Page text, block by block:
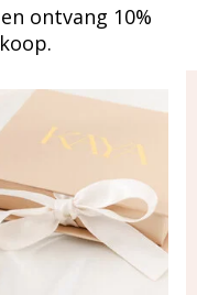
ontvang 10%